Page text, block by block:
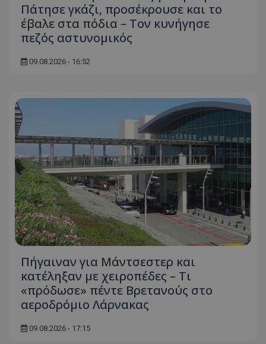
Πάτησε γκάζι, προσέκρουσε και το
έβαλε στα πόδια – Τον κυνήγησε
πεζός αστυνομικός
09.08.2026 - 16:52
Πήγαιναν για Μάντσεστερ και
κατέληξαν με χειροπέδες – Τι
«πρόδωσε» πέντε Βρετανούς στο
αεροδρόμιο Λάρνακας
09.08.2026 - 17:15